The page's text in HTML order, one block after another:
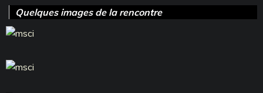
Quelques images de la rencontre